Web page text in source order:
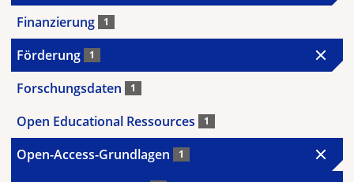
Finanzierung 1
Förderung 1
Forschungsdaten 1
Open Educational Ressources 1
Open-Access-Grundlagen 1